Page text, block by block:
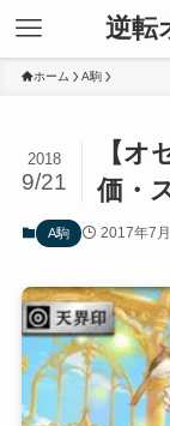
逆転
ホーム A駒
【
価・
2018
9/21
A駒 2017年7